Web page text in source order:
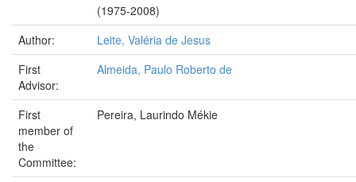
(1975-2008)
Author:
Leite, Valéria de Jesus
First
Advisor:
Almeida, Paulo Roberto de
First
member of
the
Committee:
Pereira, Laurindo Mékie